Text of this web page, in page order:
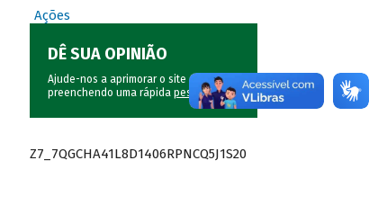
Ações
DÊ SUA OPINIÃO
Ajude-nos a aprimorar o site do BNDES
preenchendo uma rápida pesquisa.
Z7_7QGCHA41L8D1406RPNCQ5J1S20